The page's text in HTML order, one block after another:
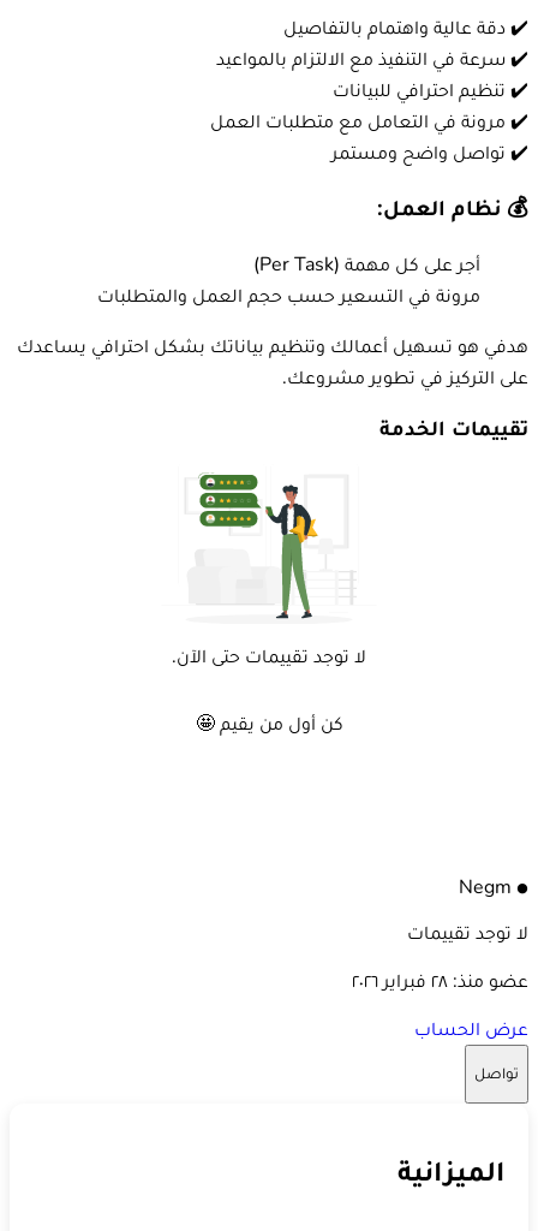
✔️ دقة عالية واهتمام بالتفاصيل
✔️ سرعة في التنفيذ مع الالتزام بالمواعيد
✔️ تنظيم احترافي للبيانات
✔️ مرونة في التعامل مع متطلبات العمل
✔️ تواصل واضح ومستمر
💰 نظام العمل:
أجر على كل مهمة (Per Task)
مرونة في التسعير حسب حجم العمل والمتطلبات
هدفي هو تسهيل أعمالك وتنظيم بياناتك بشكل احترافي يساعدك
على التركيز في تطوير مشروعك.
تقييمات الخدمة
لا توجد تقييمات حتى الآن.
كن أول من يقيم 🤩
لا توجد تقييمات
عضو منذ: ٢٨ فبراير ٢٠٢٦
عرض الحساب
تواصل
الميزانية